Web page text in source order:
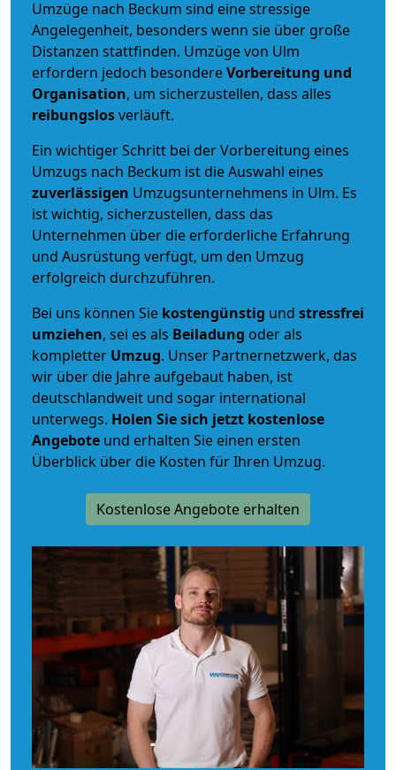
Umzüge nach Beckum sind eine stressige
Angelegenheit, besonders wenn sie über große
Distanzen stattfinden. Umzüge von Ulm
erfordern jedoch besondereVorbereitung und
Organisation, um sicherzustellen, dass alles
reibungslosverläuft.
Ein wichtiger Schritt bei der Vorbereitung eines
Umzugs nach Beckum ist die Auswahl eines
zuverlässigen Umzugsunternehmens in Ulm. Es
ist wichtig, sicherzustellen, dass das
Unternehmen über die erforderliche Erfahrung
und Ausrüstung verfügt, um den Umzug
erfolgreich durchzuführen.
Bei uns können Sie kostengünstig und stressfrei
umziehen, sei es als Beiladung oder als
kompletter Umzug. Unser Partnernetzwerk, das
wir über die Jahre aufgebaut haben, ist
deutschlandweit und sogar international
unterwegs. Holen Sie sich jetzt kostenlose
Angebote und erhalten Sie einen ersten
Überblick über die Kosten für Ihren Umzug.
Kostenlose Angebote erhalten